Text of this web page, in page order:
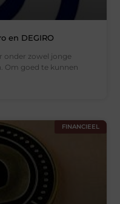
en DEGIRO
onder zowel jonge
Om goed te kunnen
FINANCIEEL